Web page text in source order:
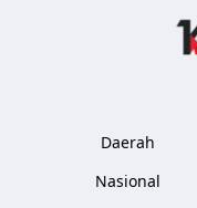
Daerah
Nasional